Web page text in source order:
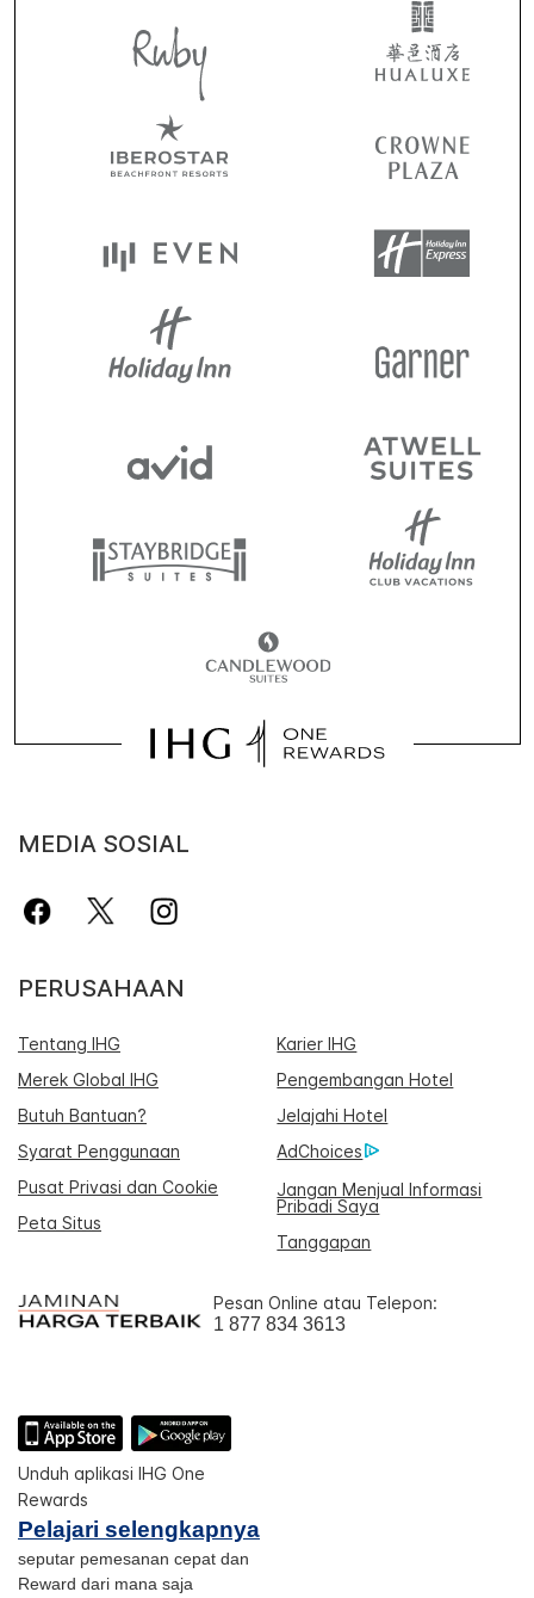
MEDIA SOSIAL
PERUSAHAAN
Tentang IHG
Karier IHG
Merek Global IHG
Pengembangan Hotel
Butuh Bantuan?
Jelajahi Hotel
Syarat Penggunaan
AdChoices
Pusat Privasi dan Cookie
Jangan Menjual Informasi
Pribadi Saya
Peta Situs
Tanggapan
Pesan Online atau Telepon:
1 877 834 3613
Unduh aplikasi IHG One
Rewards
Pelajari selengkapnya
seputar pemesanan cepat dan
Reward dari mana saja